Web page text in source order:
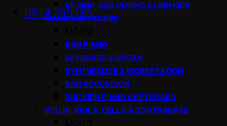
0914.795.185
VỆ SINH, BẢO DƯỠNG & LINH KIỆN
PIANO & KEYBOARD
ĐÀN PIANO
KEYBOARD & ORGAN
SYNTHESIZER & WORKSTATION
ĐÀN ACCORDION
PHỤ KIỆN PIANO & KEYBOARD
VIOLIN, VIOLA, CELLO & CONTRABASS